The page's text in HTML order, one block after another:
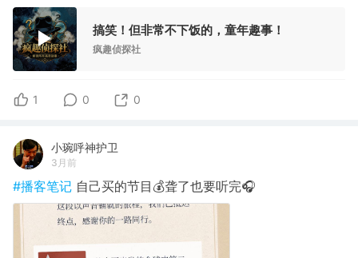
搞笑！但非常不下饭的，童年趣事！
疯趣侦探社
1 0 0
小琬呼神护卫
3月前
#播客笔记 自己买的节目💰聋了也要听完🎧